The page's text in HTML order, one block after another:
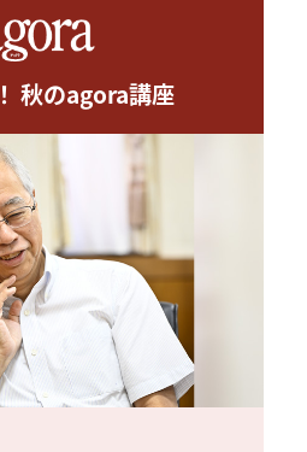
秋のagora講座